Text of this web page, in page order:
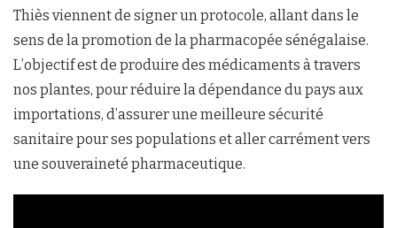
Thiès viennent de signer un protocole, allant dans le
sens de la promotion de la pharmacopée sénégalaise.
L’objectif est de produire des médicaments à travers
nos plantes, pour réduire la dépendance du pays aux
importations, d’assurer une meilleure sécurité
sanitaire pour ses populations et aller carrément vers
une souveraineté pharmaceutique.